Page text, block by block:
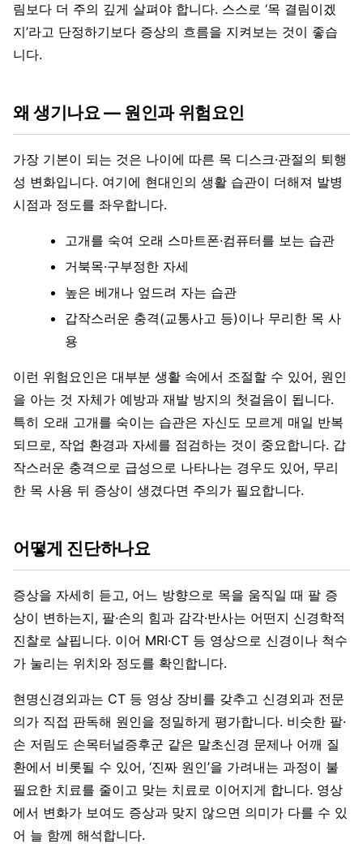
림보다 더 주의 깊게 살펴야 합니다. 스스로 ‘목 결림이겠
지’라고 단정하기보다 증상의 흐름을 지켜보는 것이 좋습
니다.
왜 생기나요 — 원인과 위험요인
가장 기본이 되는 것은 나이에 따른 목 디스크·관절의 퇴행
성 변화입니다. 여기에 현대인의 생활 습관이 더해져 발병
시점과 정도를 좌우합니다.
고개를 숙여 오래 스마트폰·컴퓨터를 보는 습관
거북목·구부정한 자세
높은 베개나 엎드려 자는 습관
갑작스러운 충격(교통사고 등)이나 무리한 목 사
용
이런 위험요인은 대부분 생활 속에서 조절할 수 있어, 원인
을 아는 것 자체가 예방과 재발 방지의 첫걸음이 됩니다.
특히 오래 고개를 숙이는 습관은 자신도 모르게 매일 반복
되므로, 작업 환경과 자세를 점검하는 것이 중요합니다. 갑
작스러운 충격으로 급성으로 나타나는 경우도 있어, 무리
한 목 사용 뒤 증상이 생겼다면 주의가 필요합니다.
어떻게 진단하나요
증상을 자세히 듣고, 어느 방향으로 목을 움직일 때 팔 증
상이 변하는지, 팔·손의 힘과 감각·반사는 어떤지 신경학적
진찰로 살핍니다. 이어 MRI·CT 등 영상으로 신경이나 척수
가 눌리는 위치와 정도를 확인합니다.
현명신경외과는 CT 등 영상 장비를 갖추고 신경외과 전문
의가 직접 판독해 원인을 정밀하게 평가합니다. 비슷한 팔·
손 저림도 손목터널증후군 같은 말초신경 문제나 어깨 질
환에서 비롯될 수 있어, ‘진짜 원인’을 가려내는 과정이 불
필요한 치료를 줄이고 맞는 치료로 이어지게 합니다. 영상
에서 변화가 보여도 증상과 맞지 않으면 의미가 다를 수 있
어 늘 함께 해석합니다.